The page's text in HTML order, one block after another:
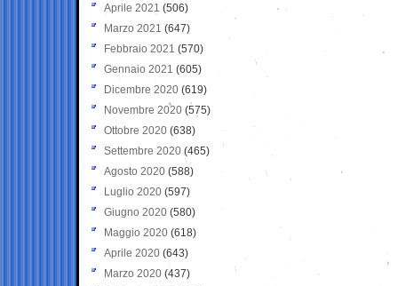
Aprile 2021 (506)
Marzo 2021 (647)
Febbraio 2021 (570)
Gennaio 2021 (605)
Dicembre 2020 (619)
Novembre 2020 (575)
Ottobre 2020 (638)
Settembre 2020(465)
Agosto 2020 (588)
Luglio 2020 (597)
Giugno 2020 (580)
Maggio 2020 (618)
Aprile 2020 (643)
Marzo 2020 (437)